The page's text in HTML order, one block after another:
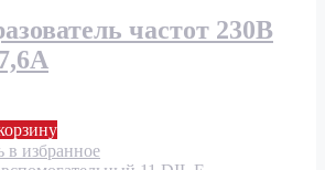
частот 230В
в избранное